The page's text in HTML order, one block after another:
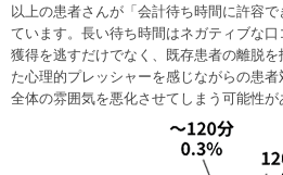
以上の患者さんが「会計待ち時間に許容
ています。長い待ち時間はネガティブな
獲得を逃すだけでなく、既存患者の離脱
た心理的プレッシャーを感じながらの患
全体の雰囲気を悪化させてしまう可能性が